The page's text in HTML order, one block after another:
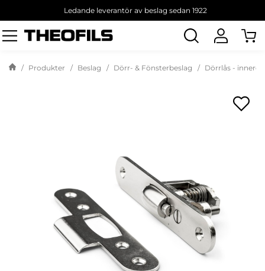
Ledande leverantör av beslag sedan 1922
Sök
produkt
Produkter Beslag Dörr- & Fönsterbeslag Dörrlås -